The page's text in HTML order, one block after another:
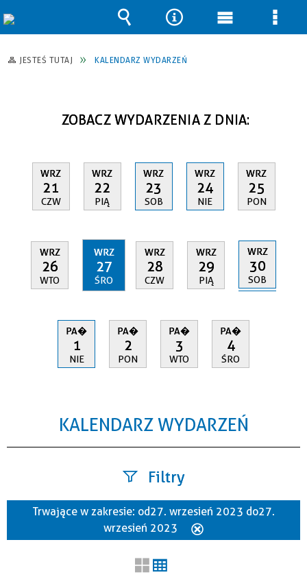
JESTEŚ TUTAJ KALENDARZ WYDARZEŃ
ZOBACZ WYDARZENIA Z DNIA:
WRZ
21
CZW
WRZ
22
PIĄ
WRZ
23
SOB
WRZ
24
NIE
WRZ
25
PON
WRZ
26
WTO
WRZ
27
ŚRO
WRZ
28
CZW
WRZ
29
PIĄ
WRZ
30
SOB
PA�
1
NIE
PA�
2
PON
PA�
3
WTO
PA�
4
ŚRO
KALENDARZ WYDARZEŃ
Filtry
Szukana fraza
Trwające w zakresie: od 27. wrzesień 2023 do 27.
wrzesień 2023
Wyszukiwarka
Narzędzia
Menu Menu